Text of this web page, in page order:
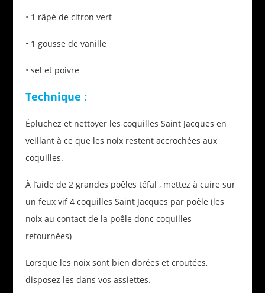
• 1 râpé de citron vert
• 1 gousse de vanille
• sel et poivre
Technique :
Épluchez et nettoyer les coquilles Saint Jacques en
veillant à ce que les noix restent accrochées aux
coquilles.
À l’aide de 2 grandes poêles téfal , mettez à cuire sur
un feux vif 4 coquilles Saint Jacques par poêle (les
noix au contact de la poêle donc coquilles
retournées)
Lorsque les noix sont bien dorées et croutées,
disposez les dans vos assiettes.